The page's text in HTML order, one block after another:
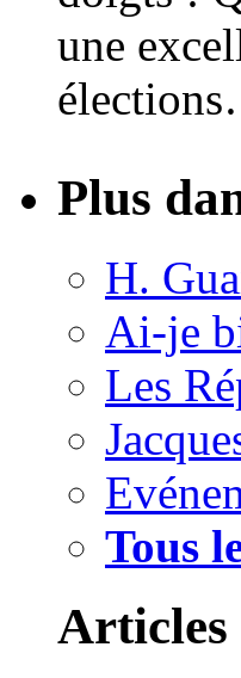
une
Plus
H.
Ai-je
Les
Tous
Articles